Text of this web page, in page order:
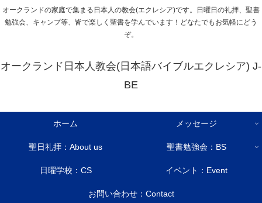
オークランドの家庭で集まる日本人の教会(エクレシア)です。日曜日の礼拝、聖書
勉強会、キャンプ等、皆で楽しく聖書を学んでいます！どなたでもお気軽にどう
ぞ。
オークランド日本人教会(日本語バイブルエクレシア) J-
BE
ホーム メッセージ
聖日礼拝：About us 聖書勉強会：BS
日曜学校：CS イベント：Event
お問い合わせ：Contact